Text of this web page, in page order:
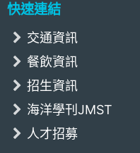
快速連結
交通資訊
餐飲資訊
招生資訊
海洋學刊JMST
人才招募